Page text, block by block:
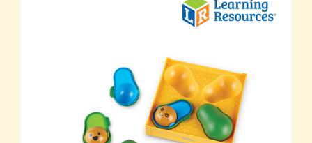
ギフトカードの使い方